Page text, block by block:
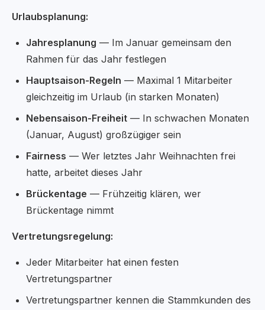
Urlaubsplanung:
Jahresplanung — Im Januar gemeinsam den
Rahmen für das Jahr festlegen
Hauptsaison-Regeln — Maximal 1 Mitarbeiter
gleichzeitig im Urlaub (in starken Monaten)
Nebensaison-Freiheit — In schwachen Monaten
(Januar, August) großzügiger sein
Fairness — Wer letztes Jahr Weihnachten frei
hatte, arbeitet dieses Jahr
Brückentage — Frühzeitig klären, wer
Brückentage nimmt
Vertretungsregelung:
Jeder Mitarbeiter hat einen festen
Vertretungspartner
Vertretungspartner kennen die Stammkunden des